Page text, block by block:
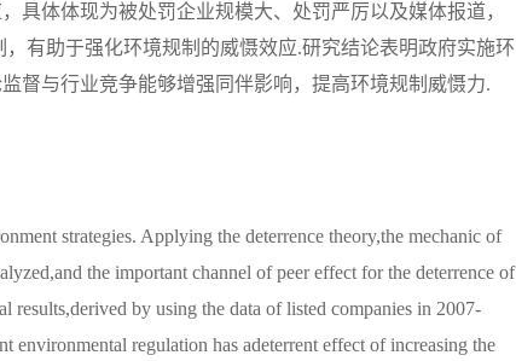
具体体现为被处罚企业规模大、处罚严厉以及媒体报道，
有助于强化环境规制的威慑效应.研究结论表明政府实施环
督与行业竞争能够增强同伴影响，提高环境规制威慑力.
strategies. Applying the deterrence theory,the mechanic of
the important channel of peer effect for the deterrence of
by using the data of listed companies in 2007-
environmental regulation has adeterrent effect of increasing the